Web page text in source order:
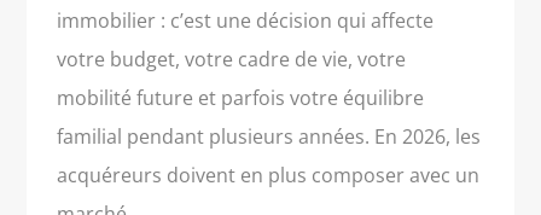
immobilier : c’est une décision qui affecte
votre budget, votre cadre de vie, votre
mobilité future et parfois votre équilibre
familial pendant plusieurs années. En 2026, les
acquéreurs doivent en plus composer avec un